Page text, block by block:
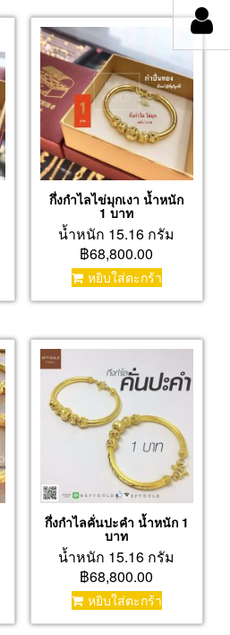
กึ่งกำไลไข่มุกเงา น้ำหนัก
1 บาท
น้ำหนัก 15.16 กรัม
฿68,800.00
หยิบใส่ตะกร้า
กึ่งกำไลคั่นปะคำ น้ำหนัก 1
บาท
น้ำหนัก 15.16 กรัม
฿68,800.00
หยิบใส่ตะกร้า